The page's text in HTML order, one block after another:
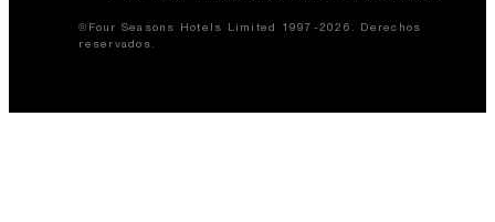
©Four Seasons Hotels Limited 1997-2026. Derechos
reservados.